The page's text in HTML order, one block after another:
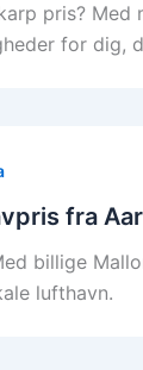
pris?
for dig,
fra
billige
lufthavn.